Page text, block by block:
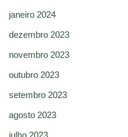
janeiro 2024
dezembro 2023
novembro 2023
outubro 2023
setembro 2023
agosto 2023
julho 2023